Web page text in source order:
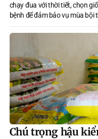
chạy đua với thời tiết, chọn
bệnh để đảm bảo vụ mùa bội
Chú trọng hậu